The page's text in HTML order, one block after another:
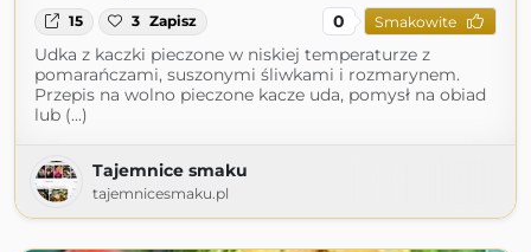
15 3 Zapisz 0 Smakowite
Udka z kaczki pieczone w niskiej temperaturze z
pomarańczami, suszonymi śliwkami i rozmarynem.
Przepis na wolno pieczone kacze uda, pomysł na obiad
lub (...)
Tajemnice smaku
tajemnicesmaku.pl